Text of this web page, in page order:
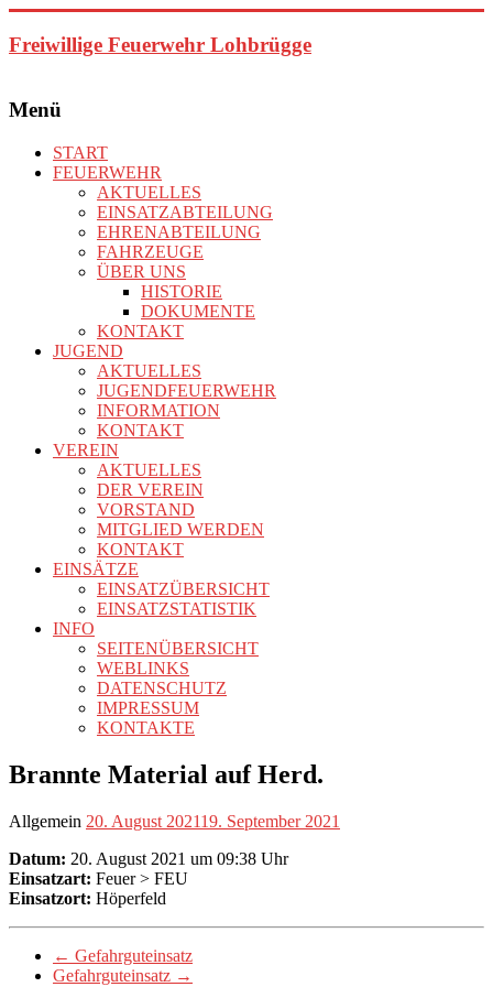
Inhalt
springen
Freiwillige Feuerwehr Lohbrügge
Menü
START
FEUERWEHR
AKTUELLES
EINSATZABTEILUNG
EHRENABTEILUNG
FAHRZEUGE
ÜBER UNS
HISTORIE
DOKUMENTE
KONTAKT
JUGEND
AKTUELLES
JUGENDFEUERWEHR
INFORMATION
KONTAKT
VEREIN
AKTUELLES
DER VEREIN
VORSTAND
MITGLIED WERDEN
KONTAKT
EINSÄTZE
EINSATZÜBERSICHT
EINSATZSTATISTIK
INFO
SEITENÜBERSICHT
WEBLINKS
DATENSCHUTZ
IMPRESSUM
KONTAKTE
Brannte Material auf Herd.
Allgemein 20. August 202119. September 2021
Datum: 20. August 2021 um 09:38 Uhr
Einsatzart: Feuer > FEU
Einsatzort: Höperfeld
← Gefahrguteinsatz
Gefahrguteinsatz →